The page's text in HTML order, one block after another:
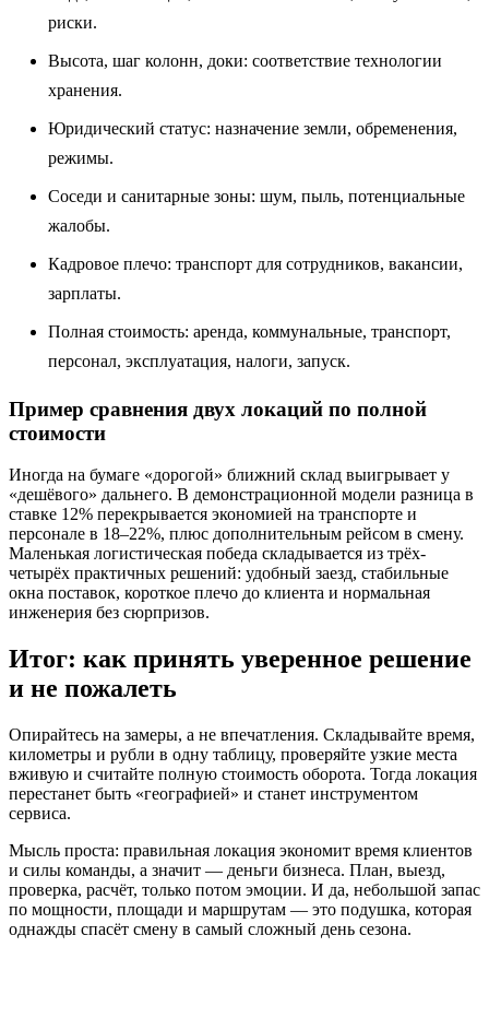
риски.
Высота, шаг колонн, доки: соответствие технологии
хранения.
Юридический статус: назначение земли, обременения,
режимы.
Соседи и санитарные зоны: шум, пыль, потенциальные
жалобы.
Кадровое плечо: транспорт для сотрудников, вакансии,
зарплаты.
Полная стоимость: аренда, коммунальные, транспорт,
персонал, эксплуатация, налоги, запуск.
Пример сравнения двух локаций по полной
стоимости
Иногда на бумаге «дорогой» ближний склад выигрывает у
«дешёвого» дальнего. В демонстрационной модели разница в
ставке 12% перекрывается экономией на транспорте и
персонале в 18–22%, плюс дополнительным рейсом в смену.
Маленькая логистическая победа складывается из трёх-
четырёх практичных решений: удобный заезд, стабильные
окна поставок, короткое плечо до клиента и нормальная
инженерия без сюрпризов.
Итог: как принять уверенное решение
и не пожалеть
Опирайтесь на замеры, а не впечатления. Складывайте время,
километры и рубли в одну таблицу, проверяйте узкие места
вживую и считайте полную стоимость оборота. Тогда локация
перестанет быть «географией» и станет инструментом
сервиса.
Мысль проста: правильная локация экономит время клиентов
и силы команды, а значит — деньги бизнеса. План, выезд,
проверка, расчёт, только потом эмоции. И да, небольшой запас
по мощности, площади и маршрутам — это подушка, которая
однажды спасёт смену в самый сложный день сезона.